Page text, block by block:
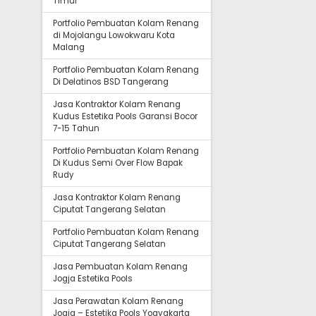
Portfolio Pembuatan Kolam Renang
di Mojolangu Lowokwaru Kota
Malang
Portfolio Pembuatan Kolam Renang
Di Delatinos BSD Tangerang
Jasa Kontraktor Kolam Renang
Kudus Estetika Pools Garansi Bocor
7-15 Tahun
Portfolio Pembuatan Kolam Renang
Di Kudus Semi Over Flow Bapak
Rudy
Jasa Kontraktor Kolam Renang
Ciputat Tangerang Selatan
Portfolio Pembuatan Kolam Renang
Ciputat Tangerang Selatan
Jasa Pembuatan Kolam Renang
Jogja Estetika Pools
Jasa Perawatan Kolam Renang
Jogja – Estetika Pools Yogyakarta